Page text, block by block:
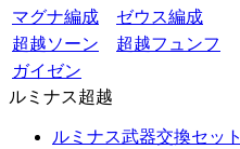
マグナ編成
ゼウス編成
超越ソーン
超越フュンフ
ガイゼン
ルミナス超越
ルミナス武器交換セット